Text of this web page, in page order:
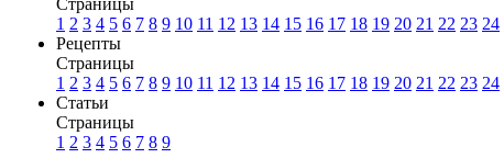
1 2 3 4 5 6 7 8 9 10 11 12 13 14 15 16 17 18 19 20 21 22 23 24
Рецепты
Страницы
1 2 3 4 5 6 7 8 9 10 11 12 13 14 15 16 17 18 19 20 21 22 23 24
Статьи
Страницы
1 2 3 4 5 6 7 8 9